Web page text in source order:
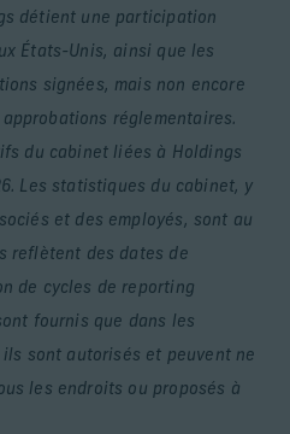
détient une participation
États-Unis, ainsi que les
signées, mais non encore
réglementaires.
du cabinet liées à Holdings
Les statistiques du cabinet, y
et des employés, sont au
reflètent des dates de
de cycles de reporting
fournis que dans les
sont autorisés et peuvent ne
les endroits ou proposés à